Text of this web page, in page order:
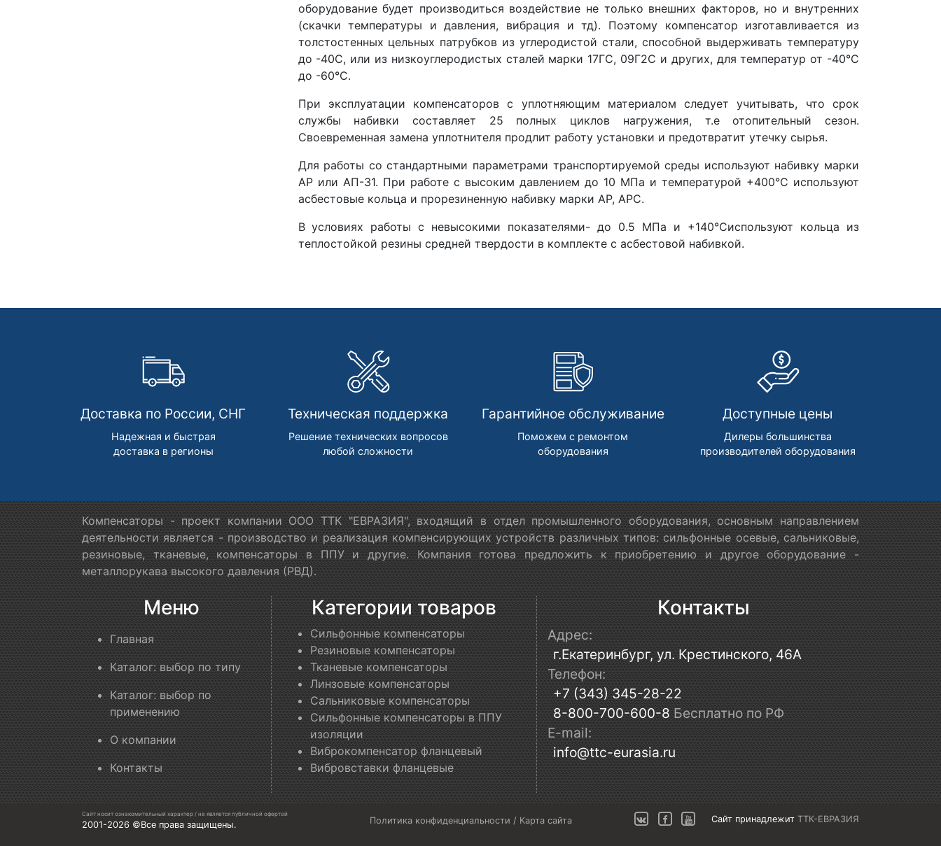
оборудование будет производиться воздействие не только внешних факторов, но и внутренних
(скачки температуры и давления, вибрация и тд). Поэтому компенсатор изготавливается из
толстостенных цельных патрубков из углеродистой стали, способной выдерживать температуру
до -40С, или из низкоуглеродистых сталей марки 17ГС, 09Г2С и других, для температур от -40°С
до -60°С.
При эксплуатации компенсаторов с уплотняющим материалом следует учитывать, что срок
службы набивки составляет 25 полных циклов нагружения, т.е отопительный сезон.
Своевременная замена уплотнителя продлит работу установки и предотвратит утечку сырья.
Для работы со стандартными параметрами транспортируемой среды используют набивку марки
АР или АП-31. При работе с высоким давлением до 10 МПа и температурой +400°С используют
асбестовые кольца и прорезиненную набивку марки АР, АРС.
В условиях работы с невысокими показателями- до 0.5 МПа и +140°Сиспользуют кольца из
теплостойкой резины средней твердости в комплекте с асбестовой набивкой.
Доставка по России, СНГ
Надежная и быстрая
доставка в регионы
Техническая поддержка
Решение технических вопросов
любой сложности
Гарантийное обслуживание
Поможем с ремонтом
оборудования
Доступные цены
Дилеры большинства
производителей оборудования
Компенсаторы - проект компании ООО ТТК "ЕВРАЗИЯ", входящий в отдел промышленного оборудования, основным направлением
деятельности является - производство и реализация компенсирующих устройств различных типов: сильфонные осевые, сальниковые,
резиновые, тканевые, компенсаторы в ППУ и другие. Компания готова предложить к приобретению и другое оборудование -
металлорукава высокого давления (РВД).
Меню
Главная
Каталог: выбор по типу
Каталог: выбор по
применению
О компании
Контакты
Категории товаров
Сильфонные компенсаторы
Резиновые компенсаторы
Тканевые компенсаторы
Линзовые компенсаторы
Сальниковые компенсаторы
Сильфонные компенсаторы в ППУ
изоляции
Виброкомпенсатор фланцевый
Вибровставки фланцевые
Контакты
Адрес:
г.Екатеринбург, ул. Крестинского, 46А
Телефон:
+7 (343) 345-28-22
8-800-700-600-8 Бесплатно по РФ
E-mail:
info@ttc-eurasia.ru
Сайт носит ознакомительный характер / не является публичной офертой
2001-2026 ©Все права защищены. Политика конфиденциальности / Карта сайта Сайт принадлежит ТТК-ЕВРАЗИЯ